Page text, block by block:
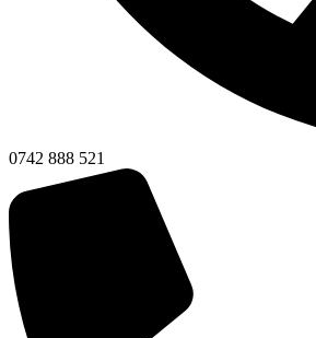
0742 888 521